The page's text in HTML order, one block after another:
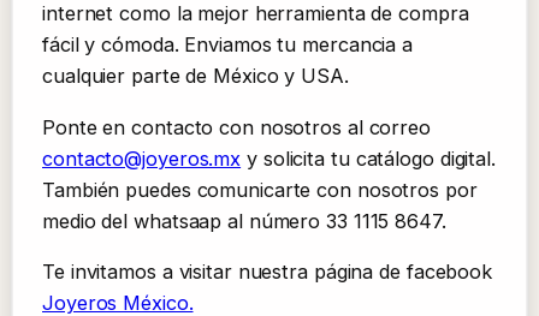
internet como la mejor herramienta de compra
fácil y cómoda. Enviamos tu mercancia a
cualquier parte de México y USA.
Ponte en contacto con nosotros al correo
contacto@joyeros.mx y solicita tu catálogo digital.
También puedes comunicarte con nosotros por
medio del whatsaap al número 33 1115 8647.
Te invitamos a visitar nuestra página de facebook
Joyeros México.